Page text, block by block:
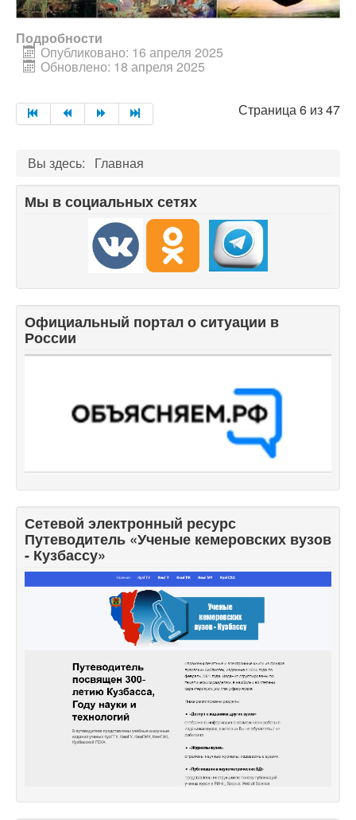
Подробности
Опубликовано: 16 апреля 2025
Обновлено: 18 апреля 2025
Страница 6 из 47
Вы здесь: Главная
Мы в социальных сетях
Официальный портал о ситуации в
России
Сетевой электронный ресурс
Путеводитель «Ученые кемеровских вузов
- Кузбассу»